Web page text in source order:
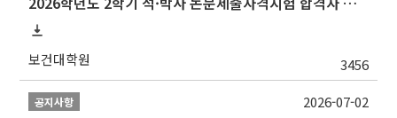
보건대학원 3456
공지사항 2026-07-02